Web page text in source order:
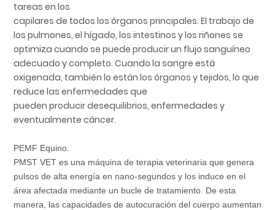
tareas en los
capilares de todos los órganos principales. El trabajo de
los pulmones, el hígado, los intestinos y los riñones se
optimiza cuando se puede producir un flujo sanguíneo
adecuado y completo. Cuando la sangre está
oxigenada, también lo están los órganos y tejidos, lo que
reduce las enfermedades que
pueden producir desequilibrios, enfermedades y
eventualmente cáncer.
PEMF Equino.
PMST VET es una máquina de terapia veterinaria que genera
pulsos de alta energía en nano-segundos y los induce en el
área afectada mediante un bucle de tratamiento. De esta
manera, las capacidades de autocuración del cuerpo aumentan